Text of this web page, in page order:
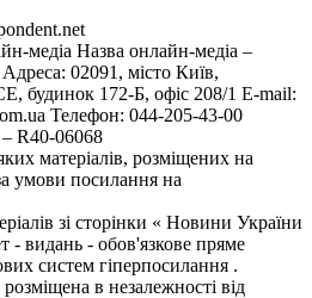
медіа Назва онлайн-медіа –
02091, місто Київ,
172-Б, офіс 208/1 E-mail:
Телефон: 044-205-43-00
– R40-06068
матеріалів, розміщених на
умови посилання на
зі сторінки « Новини України
- видань - обов'язкове пряме
систем гіперпосилання .
в незалежності від